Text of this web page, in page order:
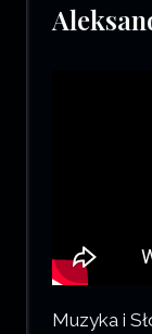
Muzyka i